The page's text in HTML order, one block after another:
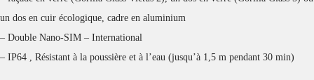
un dos en cuir écologique, cadre en aluminium
– Double Nano-SIM – International
– IP64 , Résistant à la poussière et à l’eau (jusqu’à 1,5 m pendant 30 min)